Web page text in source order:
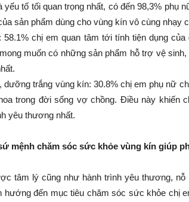
yếu tố tối quan trọng nhất, có đến 98,3% phụ
sản phẩm dùng cho vùng kín vô cùng nhạy
58.1% chị em quan tâm tới tính tiện dụng
muốn có những sản phẩm hỗ trợ vệ
dưỡng trắng vùng kín: 30.8% chị em phụ nữ
trong đời sống vợ chồng. Điều này khiến
yêu thương nhất.
mệnh chăm sóc sức khỏe vùng kín giúp
tâm lý cũng như hành trình yêu thương,
hướng đến mục tiêu chăm sóc sức khỏe chị